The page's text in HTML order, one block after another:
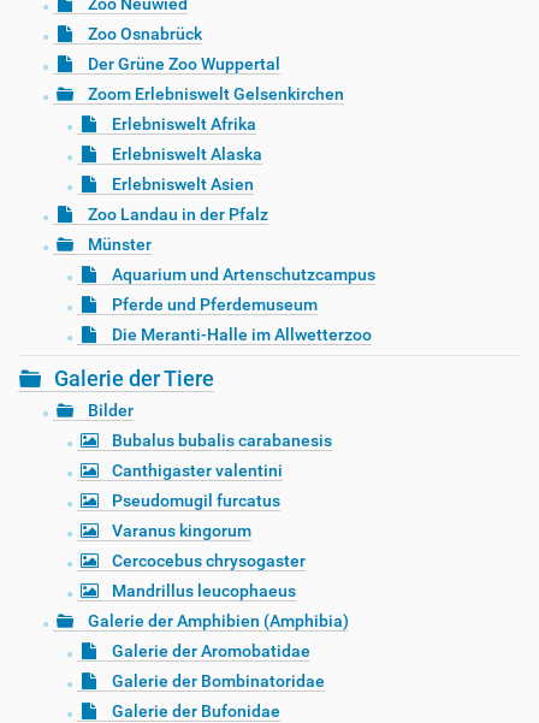
Zoo Neuwied
Zoo Osnabrück
Der Grüne Zoo Wuppertal
Zoom Erlebniswelt Gelsenkirchen
Erlebniswelt Afrika
Erlebniswelt Alaska
Erlebniswelt Asien
Zoo Landau in der Pfalz
Münster
Aquarium und Artenschutzcampus
Pferde und Pferdemuseum
Die Meranti-Halle im Allwetterzoo
Galerie der Tiere
Bilder
Bubalus bubalis carabanesis
Canthigaster valentini
Pseudomugil furcatus
Varanus kingorum
Cercocebus chrysogaster
Mandrillus leucophaeus
Galerie der Amphibien (Amphibia)
Galerie der Aromobatidae
Galerie der Bombinatoridae
Galerie der Bufonidae